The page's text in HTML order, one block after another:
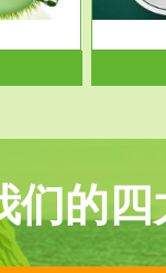
机废气主要
们的四